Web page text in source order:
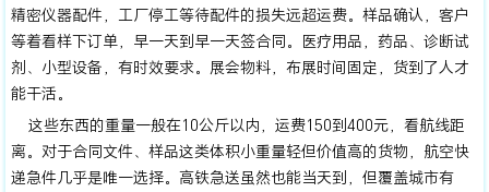
精密仪器配件，工厂停工等待配件的损失远超运费。样品确认，客户
等着看样下订单，早一天到早一天签合同。医疗用品，药品、诊断试
剂、小型设备，有时效要求。展会物料，布展时间固定，货到了人才
能干活。
这些东西的重量一般在10公斤以内，运费150到400元，看航线距
离。对于合同文件、样品这类体积小重量轻但价值高的货物，航空快
递急件几乎是唯一选择。高铁急送虽然也能当天到，但覆盖城市有